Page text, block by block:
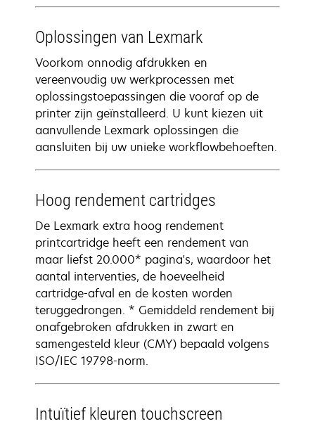
Oplossingen van Lexmark
Voorkom onnodig afdrukken en
vereenvoudig uw werkprocessen met
oplossingstoepassingen die vooraf op de
printer zijn geïnstalleerd. U kunt kiezen uit
aanvullende Lexmark oplossingen die
aansluiten bij uw unieke workflowbehoeften.
Hoog rendement cartridges
De Lexmark extra hoog rendement
printcartridge heeft een rendement van
maar liefst 20.000* pagina's, waardoor het
aantal interventies, de hoeveelheid
cartridge-afval en de kosten worden
teruggedrongen. * Gemiddeld rendement bij
onafgebroken afdrukken in zwart en
samengesteld kleur (CMY) bepaald volgens
ISO/IEC 19798-norm.
Intuïtief kleuren touchscreen